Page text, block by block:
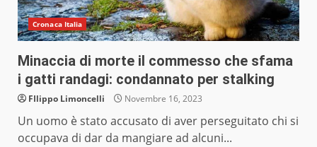
Cronaca Italia
Minaccia di morte il commesso che sfama
i gatti randagi: condannato per stalking
FIlippo Limoncelli Novembre 16, 2023
Un uomo è stato accusato di aver perseguitato chi si
occupava di dar da mangiare ad alcuni...